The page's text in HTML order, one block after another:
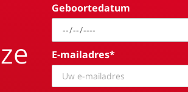
Geboortedatum
E-mailadres*